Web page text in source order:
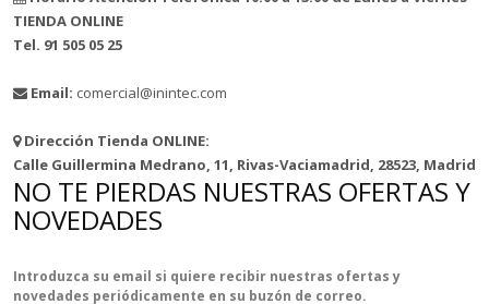
TIENDA ONLINE
Tel. 91 505 05 25
Email: comercial@inintec.com
Dirección Tienda ONLINE:
Calle Guillermina Medrano, 11, Rivas-Vaciamadrid, 28523, Madrid
NO TE PIERDAS NUESTRAS OFERTAS Y
NOVEDADES
Introduzca su email si quiere recibir nuestras ofertas y
novedades periódicamente en su buzón de correo.